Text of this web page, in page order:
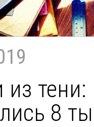
тени:
8